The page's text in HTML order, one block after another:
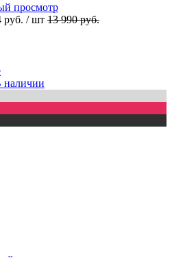
просмотр
руб. / шт 13 990 руб.
наличии